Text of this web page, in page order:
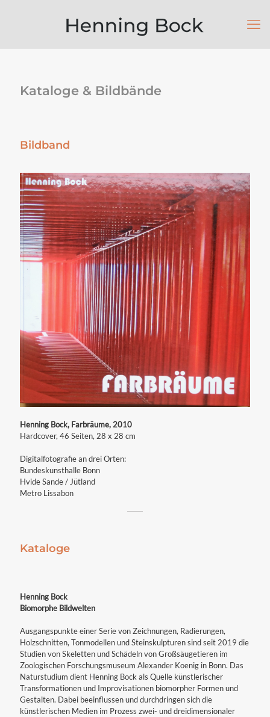
Kataloge & Bildbände
Bildband
Henning Bock, Farbräume, 2010
Hardcover, 46 Seiten, 28 x 28 cm
Digitalfotografie an drei Orten:
Bundeskunsthalle Bonn
Hvide Sande / Jütland
Metro Lissabon
Kataloge
Henning Bock
Biomorphe Bildwelten
Ausgangspunkte einer Serie von Zeichnungen, Radierungen,
Holzschnitten, Tonmodellen und Steinskulpturen sind seit 2019 die
Studien von Skeletten und Schädeln von Großsäugetieren im
Zoologischen Forschungsmuseum Alexander Koenig in Bonn. Das
Naturstudium dient Henning Bock als Quelle künstlerischer
Transformationen und Improvisationen biomorpher Formen und
Gestalten. Dabei beeinflussen und durchdringen sich die
künstlerischen Medien im Prozess zwei- und dreidimensionaler